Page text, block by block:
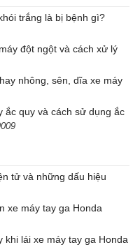
trắng là bị bệnh gì?
đột ngột và cách xử lý
nhông, sên, dĩa xe máy
ắc quy và cách sử dụng ắc
tử và những dấu hiệu
xe máy tay ga Honda
khi lái xe máy tay ga Honda